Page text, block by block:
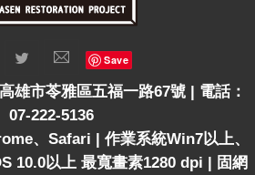
Save
雄市苓雅區五福一路67號 | 電話：
07-222-5136
、Safari | 作業系統Win7以上、
10.0以上 最寬畫素1280 dpi | 固網